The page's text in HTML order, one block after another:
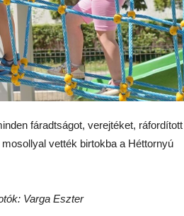
fáradtságot, verejtéket, ráfordított
vették birtokba a Héttornyú
Varga Eszter